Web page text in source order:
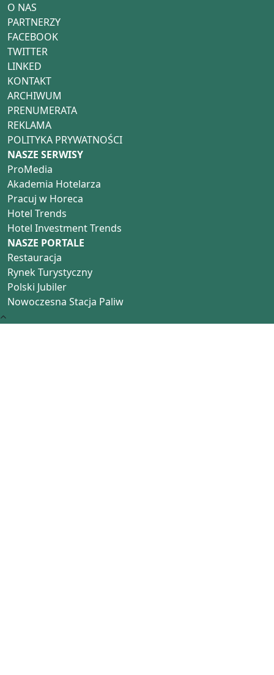
O NAS
PARTNERZY
FACEBOOK
TWITTER
LINKED
KONTAKT
ARCHIWUM
PRENUMERATA
REKLAMA
POLITYKA PRYWATNOŚCI
NASZE SERWISY
ProMedia
Akademia Hotelarza
Pracuj w Horeca
Hotel Trends
Hotel Investment Trends
NASZE PORTALE
Restauracja
Rynek Turystyczny
Polski Jubiler
Nowoczesna Stacja Paliw